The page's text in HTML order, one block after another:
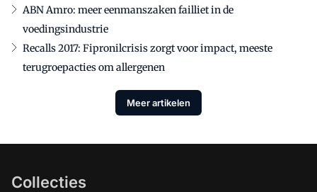
ABN Amro: meer eenmanszaken failliet in de
voedingsindustrie
Recalls 2017: Fipronilcrisis zorgt voor impact, meeste
terugroepacties om allergenen
Meer artikelen
Collecties